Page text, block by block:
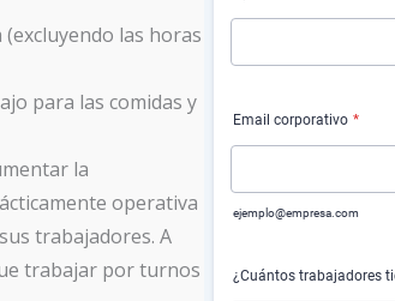
las horas
para las comidas y
la
operativa
trabajadores. A
trabajar por turnos